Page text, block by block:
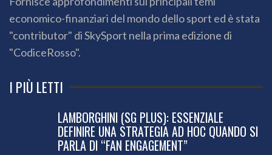
economico-finanziari del mondo dello sport ed è stata
"contributor" di SkySport nella prima edizione di
"CodiceRosso".
I PIÙ LETTI
LAMBORGHINI (SG PLUS): ESSENZIALE
DEFINIRE UNA STRATEGIA AD HOC QUANDO SI
PARLA DI “FAN ENGAGEMENT”